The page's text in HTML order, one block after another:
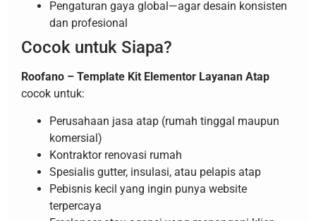
Pengaturan gaya global—agar desain konsisten
dan profesional
Cocok untuk Siapa?
Roofano – Template Kit Elementor Layanan Atap
cocok untuk:
Perusahaan jasa atap (rumah tinggal maupun
komersial)
Kontraktor renovasi rumah
Spesialis gutter, insulasi, atau pelapis atap
Pebisnis kecil yang ingin punya website
terpercaya